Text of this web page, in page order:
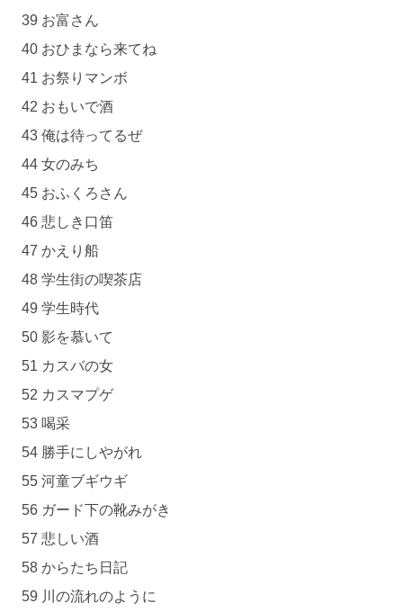
39 お富さん
40 おひまなら来てね
41 お祭りマンボ
42 おもいで酒
43 俺は待ってるぜ
44 女のみち
45 おふくろさん
46 悲しき口笛
47 かえり船
48 学生街の喫茶店
49 学生時代
50 影を慕いて
51 カスバの女
52 カスマプゲ
53 喝采
54 勝手にしやがれ
55 河童ブギウギ
56 ガード下の靴みがき
57 悲しい酒
58 からたち日記
59 川の流れのように